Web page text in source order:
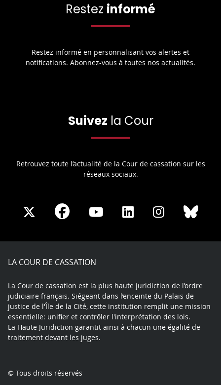
Restez informé
Restez informé en personnalisant vos alertes et
notifications. Abonnez-vous à toutes nos actualités.
Suivez la Cour
Retrouvez toute l’actualité de la Cour de cassation sur les
réseaux sociaux.
Share
X
Share
Facebook
Share
Youtube
Share
LinkedIn
Share
Instagram
LA COUR DE CASSATION
La Cour de cassation est la plus haute juridiction de l’ordre
judiciaire français. Siégeant dans l’enceinte du Palais de
justice de l'Île de la Cité, cette institution remplit une mission
essentielle: unifier et contrôler l'interprétation des lois.
La Haute Juridiction garantit ainsi à chacun une égalité de
traitement devant les juges.
© Tous droits réservés